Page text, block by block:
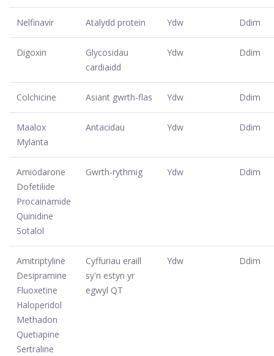
Nelfinavir Atalydd protein Ydw Ddim
Digoxin
Glycosidau
cardiaidd
Ydw Ddim
Colchicine Asiant gwrth-flas Ydw Ddim
Maalox
Mylanta
Antacidau Ydw Ddim
Amiodarone
Dofetilide
Procainamide
Quinidine
Sotalol
Gwrth-rythmig Ydw Ddim
Amitriptyline
Desipramine
Fluoxetine
Haloperidol
Methadon
Quetiapine
Sertraline
Cyffuriau eraill
sy'n estyn yr
egwyl QT
Ydw Ddim